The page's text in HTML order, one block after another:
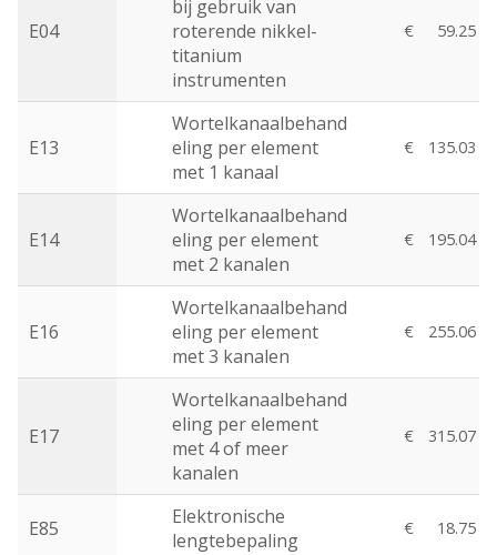
E04
bij gebruik van
roterende nikkel-
titanium
instrumenten
€ 59.25
E13
Wortelkanaalbehand
eling per element
met 1 kanaal
€ 135.03
E14
Wortelkanaalbehand
eling per element
met 2 kanalen
€ 195.04
E16
Wortelkanaalbehand
eling per element
met 3 kanalen
€ 255.06
E17
Wortelkanaalbehand
eling per element
met 4 of meer
kanalen
€ 315.07
E85
Elektronische
lengtebepaling
€ 18.75